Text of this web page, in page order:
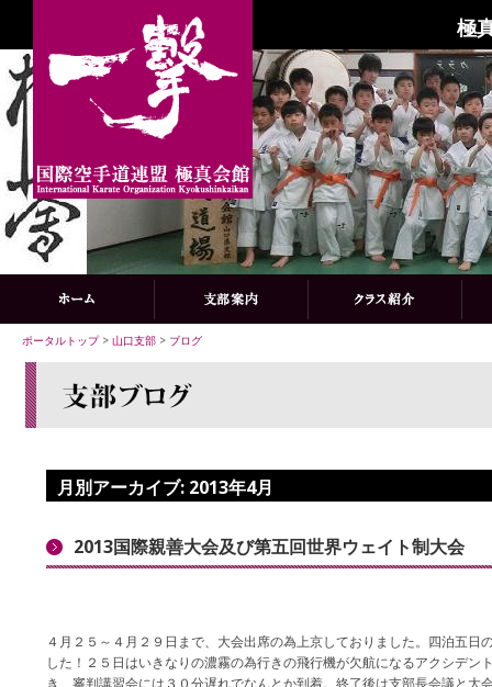
極
ポータルトップ> 山口支部 > ブログ
月別アーカイブ: 2013年4月
2013国際親善大会及び第五回世界ウェイト制大会
４月２５～４月２９日まで、大会出席の為上京しておりました。四泊五日
した！２５日はいきなりの濃霧の為行きの飛行機が欠航になるアクシデン
き、審判講習会には３０分遅れでなんとか到着。終了後は支部長会議と大